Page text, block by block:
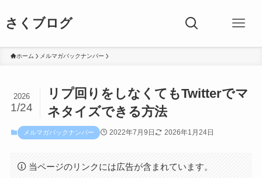
さくブログ
ホーム メルマガバックナンバー
リプ回りをしなくてもTwitterでマ
ネタイズできる方法
2026
1/24
メルマガバックナンバー 2022年7月9日 2026年1月24日
当ページのリンクには広告が含まれています。